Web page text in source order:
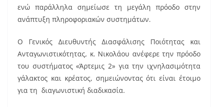
ενώ παράλληλα σημείωσε τη μεγάλη πρόοδο στην
ανάπτυξη πληροφοριακών συστημάτων.
Ο Γενικός Διευθυντής Διασφάλισης Ποιότητας και
Ανταγωνιστικότητας, κ. Νικολάου ανέφερε την πρόοδο
του συστήματος «Άρτεμις 2» για την ιχνηλασιμότητα
γάλακτος και κρέατος, σημειώνοντας ότι είναι έτοιμο
για τη διαγωνιστική διαδικασία.